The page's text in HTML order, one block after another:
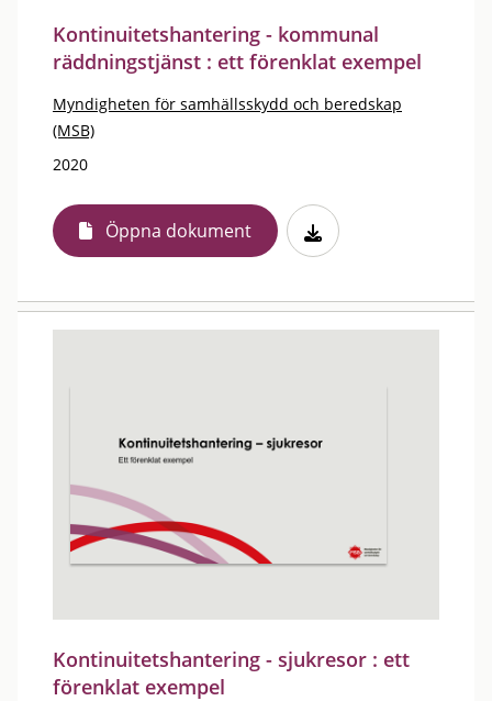
Kontinuitetshantering - kommunal
räddningstjänst : ett förenklat exempel
Myndigheten för samhällsskydd och beredskap
(MSB)
2020
Öppna dokument
Kontinuitetshantering - sjukresor : ett
förenklat exempel